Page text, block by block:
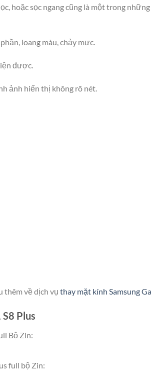
hoặc sọc ngang cũng là một trong
loang màu, chảy mực.
được.
ảnh hiển thị không rõ nét.
thêm về dịch vụ thay mặt kính Samsung
S8 Plus
Bộ Zin:
full bộ Zin: